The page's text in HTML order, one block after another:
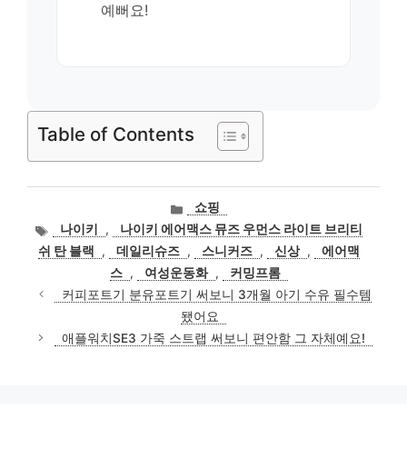
예뻐요!
Table of Contents
카
테
고
리
쇼핑
태
그
나이키 ,
나이키 에어맥스 뮤즈 우먼스 라이트 브리티
쉬 탄 블랙
, 데일리슈즈 , 스니커즈 , 신상 ,
에어맥
스 , 여성운동화 ,
커밍프롬
커피포트기 분유포트기 써보니 3개월 아기 수유 필수템
됐어요
애플워치SE3 가죽 스트랩 써보니 편안함 그 자체예요!